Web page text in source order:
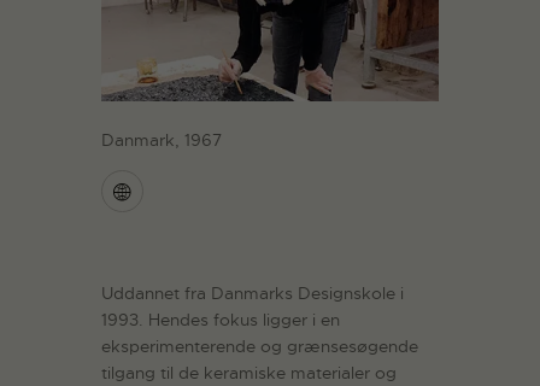
Danmark, 1967
Uddannet fra Danmarks Designskole i
1993. Hendes fokus ligger i en
eksperimenterende og grænsesøgende
tilgang til de keramiske materialer og